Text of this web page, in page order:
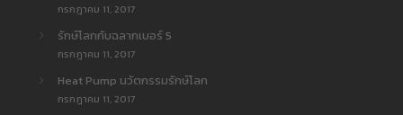
กรกฎาคม 11, 2017
รักษ์โลกกับฉลากเบอร์ 5
กรกฎาคม 11, 2017
Heat Pump นวัตกรรมรักษ์โลก
กรกฎาคม 11, 2017